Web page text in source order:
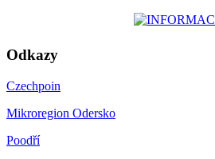
Odkazy
Czechpoin
Mikroregion Odersko
Poodří